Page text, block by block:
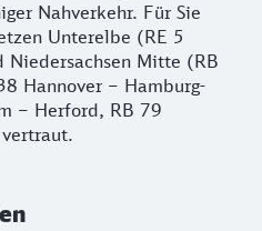
Nahverkehr. Für Sie
Unterelbe (RE 5
Niedersachsen Mitte (RB
Hannover – Hamburg-
– Herford, RB 79